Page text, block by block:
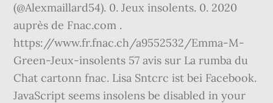
(@Alexmaillard54). 0. Jeux insolents. 0. 2020
auprès de Fnac.com .
https://www.fr.fnac.ch/a9552532/Emma-M-
Green-Jeux-insolents 57 avis sur La rumba du
Chat cartonn fnac. Lisa Sntcrc ist bei Facebook.
JavaScript seems insolens be disabled in your